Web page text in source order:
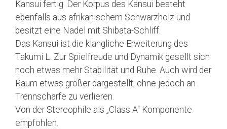
Kansui fertig. Der Korpus des Kansui besteht
ebenfalls aus afrikanischem Schwarzholz und
besitzt eine Nadel mit Shibata-Schliff.
Das Kansui ist die klangliche Erweiterung des
Takumi L. Zur Spielfreude und Dynamik gesellt sich
noch etwas mehr Stabilität und Ruhe. Auch wird der
Raum etwas größer dargestellt, ohne jedoch an
Trennschärfe zu verlieren.
Von der Stereophile als „Class A“ Komponente
empfohlen.